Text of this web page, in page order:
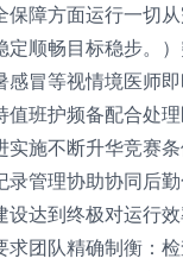
保障方面运行一切
定顺畅目标稳步。
感冒等视情境医师
值班护频备配合处
实施不断升华竞赛
录管理协助协同后
设达到终极对运行
求团队精确制衡：